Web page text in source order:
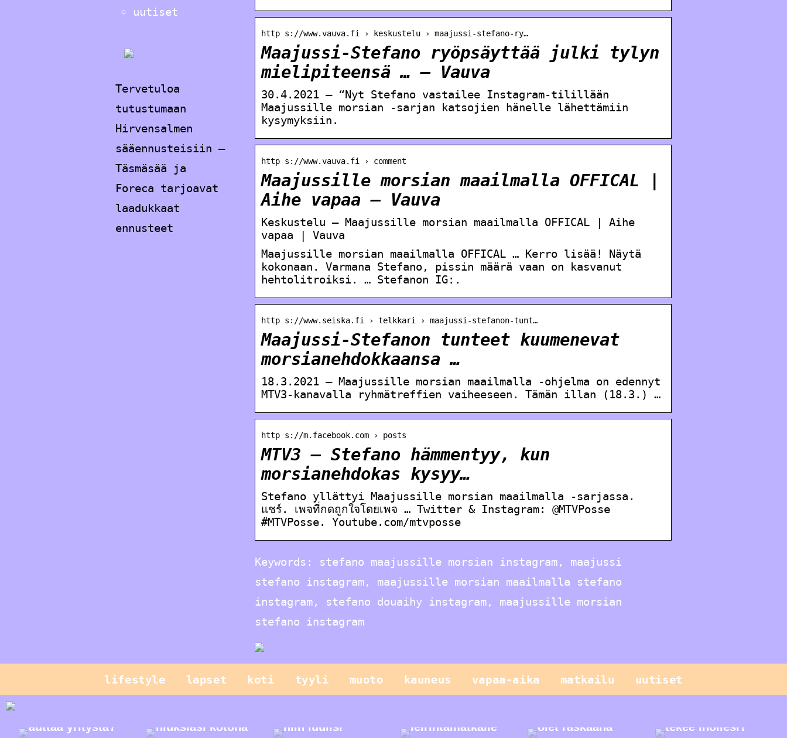
http s://www.vauva.fi › keskustelu › maajussi-stefano-ry…
Maajussi-Stefano ryöpsäyttää julki tylyn
mielipiteensä … – Vauva
30.4.2021 — “Nyt Stefano vastailee Instagram-tilillään
Maajussille morsian -sarjan katsojien hänelle lähettämiin
kysymyksiin.
http s://www.vauva.fi › comment
Maajussille morsian maailmalla OFFICAL |
Aihe vapaa – Vauva
Keskustelu – Maajussille morsian maailmalla OFFICAL | Aihe
vapaa | Vauva
Maajussille morsian maailmalla OFFICAL … Kerro lisää! Näytä
kokonaan. Varmana Stefano, pissin määrä vaan on kasvanut
hehtolitroiksi. … Stefanon IG:.
http s://www.seiska.fi › telkkari › maajussi-stefanon-tunt…
Maajussi-Stefanon tunteet kuumenevat
morsianehdokkaansa …
18.3.2021 — Maajussille morsian maailmalla -ohjelma on edennyt
MTV3-kanavalla ryhmätreffien vaiheeseen. Tämän illan (18.3.) …
http s://m.facebook.com › posts
MTV3 – Stefano hämmentyy, kun
morsianehdokas kysyy…
Stefano yllättyi Maajussille morsian maailmalla -sarjassa.
แชร์. เพจที่กดถูกใจโดยเพจ … Twitter & Instagram: @MTVPosse
#MTVPosse. Youtube.com/mtvposse
Keywords: stefano maajussille morsian instagram, maajussi
stefano instagram, maajussille morsian maailmalla stefano
instagram, stefano douaihy instagram, maajussille morsian
stefano instagram
uutiset
Tervetuloa
tutustumaan
Hirvensalmen
sääennusteisiin –
Täsmäsää ja
Foreca tarjoavat
laadukkaat
ennusteet
lifestyle lapset koti tyyli muoto kauneus vapaa-aika matkailu
uutiset
auttaa yritystä?
hiuksiasi kotona
niin luulisi
leirintämatkalle
Sinun pitäisi
olet raskaana
tekee ihollesi?